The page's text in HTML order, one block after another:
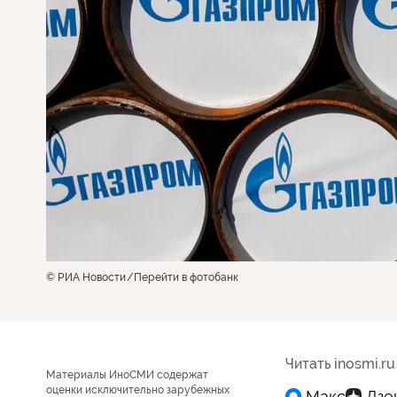
© РИА Новости Перейти в фотобанк
Материалы ИноСМИ содержат
оценки исключительно зарубежных
Читать inosmi.ru